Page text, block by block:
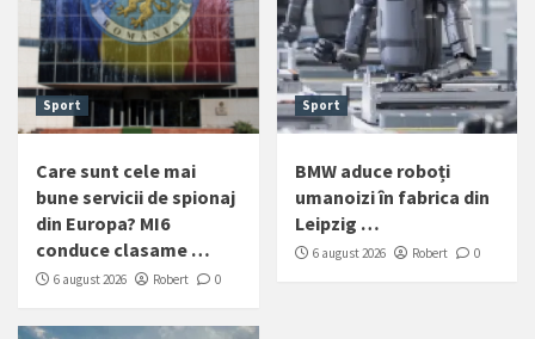
Sport
Care sunt cele mai
bune servicii de spionaj
din Europa? MI6
conduce clasame …
6 august 2026 Robert 0
Sport
BMW aduce roboți
umanoizi în fabrica din
Leipzig …
6 august 2026 Robert 0